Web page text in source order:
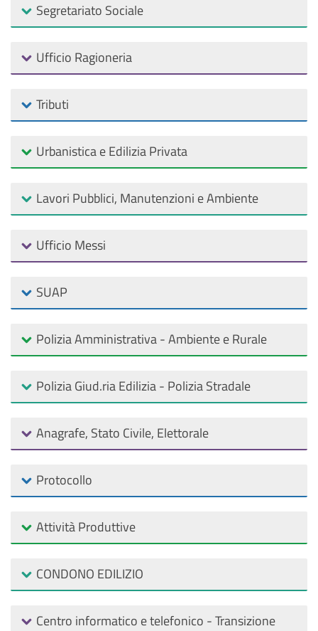
Segretariato Sociale
Ufficio Ragioneria
Tributi
Urbanistica e Edilizia Privata
Lavori Pubblici, Manutenzioni e Ambiente
Ufficio Messi
SUAP
Polizia Amministrativa - Ambiente e Rurale
Polizia Giud.ria Edilizia - Polizia Stradale
Anagrafe, Stato Civile, Elettorale
Protocollo
Attività Produttive
CONDONO EDILIZIO
Centro informatico e telefonico - Transizione